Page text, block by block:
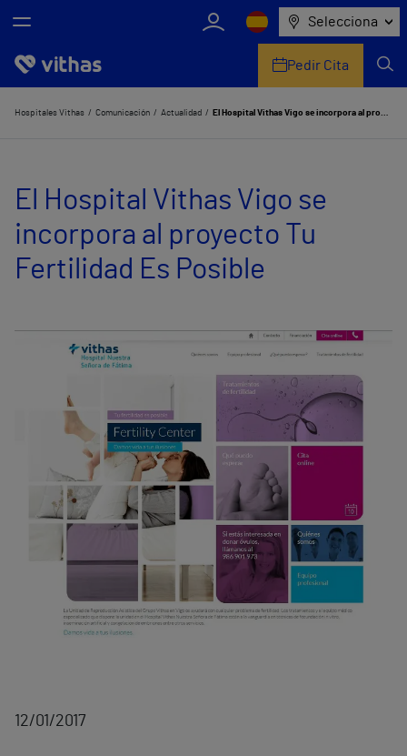
Selecciona
Nosotros
Servicios de salud
Equipo médico y asistencial
Comunicación
Pedir Cita
Hospitales Vithas Comunicación Actualidad El Hospital Vithas Vigo se incorpora al proyecto Tu Fertilidad Es Posible
El Hospital Vithas Vigo se
incorpora al proyecto Tu
Fertilidad Es Posible
12/01/2017